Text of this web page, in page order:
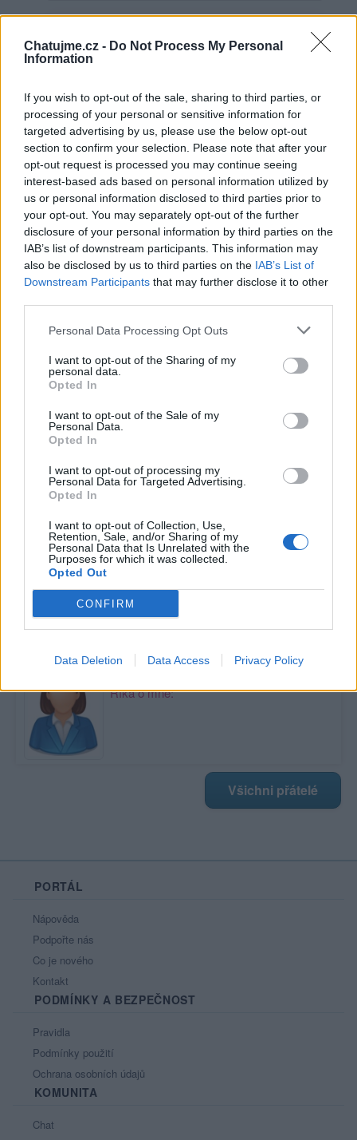
Chatujme.cz - Do Not Process My Personal
Information
If you wish to opt-out of the sale, sharing to third parties, or
processing of your personal or sensitive information for
targeted advertising by us, please use the below opt-out
section to confirm your selection. Please note that after your
opt-out request is processed you may continue seeing
interest-based ads based on personal information utilized by
us or personal information disclosed to third parties prior to
your opt-out. You may separately opt-out of the further
disclosure of your personal information by third parties on the
IAB’s list of downstream participants. This information may
also be disclosed by us to third parties on the IAB’s List of
Downstream Participants that may further disclose it to other
Personal Data Processing Opt Outs
I want to opt-out of the Sharing of my
personal data.
Opted In
I want to opt-out of the Sale of my
Personal Data.
Opted In
I want to opt-out of processing my
Personal Data for Targeted Advertising.
Opted In
I want to opt-out of Collection, Use,
Retention, Sale, and/or Sharing of my
Personal Data that Is Unrelated with the
Purposes for which it was collected.
Opted Out
CONFIRM
Data Deletion Data Access Privacy Policy
0 uživatelům se líbí
Věk: 58
Město: Praha
Země:
Kontakt
Napsat uživateli vzkaz
Informace o profilu a chatu
Registrace od: 12.04.2024 17:40
Prochatováno: 5.92 hod.
Profil zobrazen: 235x
Sledované diskuze:Informace pro uživatele
Nemá žádné příspěvky
Říká o mně:
Všichni přátelé
PORTÁL
Nápověda
Podpořte nás
Co je nového
Kontakt
PODMÍNKY A BEZPEČNOST
Pravidla
Podmínky použití
Ochrana osobních údajů
KOMUNITA
Chat